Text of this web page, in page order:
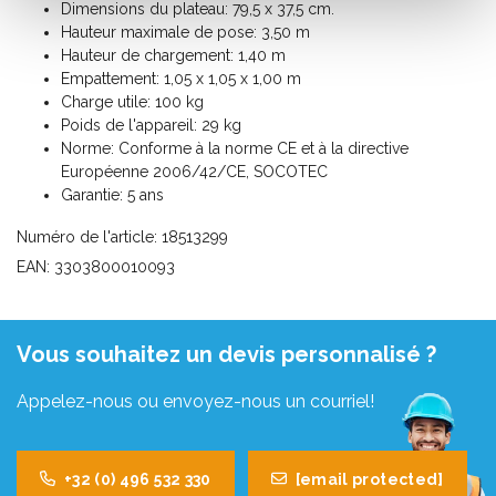
Dimensions du plateau: 79,5 x 37,5 cm.
Hauteur maximale de pose: 3,50 m
Hauteur de chargement: 1,40 m
Empattement: 1,05 x 1,05 x 1,00 m
Charge utile: 100 kg
Poids de l'appareil: 29 kg
Norme: Conforme à la norme CE et à la directive
Européenne 2006/42/CE, SOCOTEC
Garantie: 5 ans
Numéro de l'article: 18513299
EAN: 3303800010093
Vous souhaitez un devis personnalisé ?
Appelez-nous ou envoyez-nous un courriel!
+32 (0) 496 532 330 [email protected]